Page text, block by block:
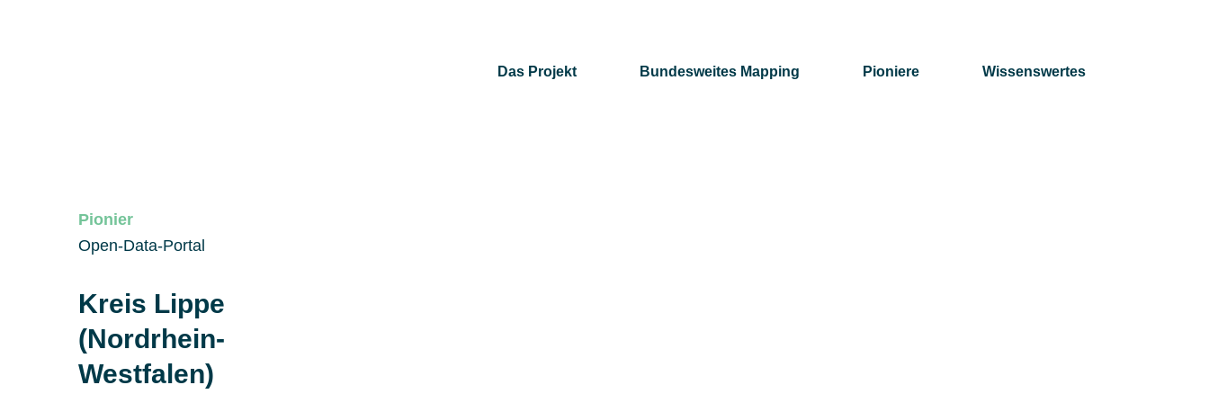
Das Projekt Bundesweites Mapping Pioniere Wissenswertes
Pionier
Open-Data-Portal
Kreis Lippe
(Nordrhein-
Westfalen)